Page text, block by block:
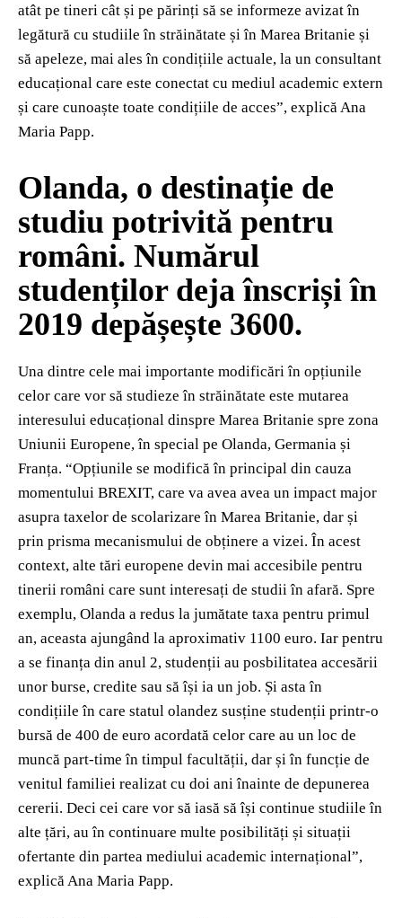
atât pe tineri cât și pe părinți să se informeze avizat în
legătură cu studiile în străinătate și în Marea Britanie și
să apeleze, mai ales în condițiile actuale, la un consultant
educațional care este conectat cu mediul academic extern
și care cunoaște toate condițiile de acces”, explică Ana
Maria Papp.
Olanda, o destinație de
studiu potrivită pentru
români. Numărul
studenților deja înscriși în
2019 depășește 3600.
Una dintre cele mai importante modificări în opțiunile
celor care vor să studieze în străinătate este mutarea
interesului educațional dinspre Marea Britanie spre zona
Uniunii Europene, în special pe Olanda, Germania și
Franța. “Opțiunile se modifică în principal din cauza
momentului BREXIT, care va avea avea un impact major
asupra taxelor de scolarizare în Marea Britanie, dar și
prin prisma mecanismului de obținere a vizei. În acest
context, alte tări europene devin mai accesibile pentru
tinerii români care sunt interesați de studii în afară. Spre
exemplu, Olanda a redus la jumătate taxa pentru primul
an, aceasta ajungând la aproximativ 1100 euro. Iar pentru
a se finanța din anul 2, studenții au posbilitatea accesării
unor burse, credite sau să își ia un job. Și asta în
condițiile în care statul olandez susține studenții printr-o
bursă de 400 de euro acordată celor care au un loc de
muncă part-time în timpul facultății, dar și în funcție de
venitul familiei realizat cu doi ani înainte de depunerea
cererii. Deci cei care vor să iasă să își continue studiile în
alte țări, au în continuare multe posibilități și situații
ofertante din partea mediului academic internațional”,
explică Ana Maria Papp.